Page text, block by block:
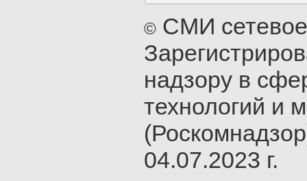
© СМИ
надзору в
технологий и
04.07.2023 г.